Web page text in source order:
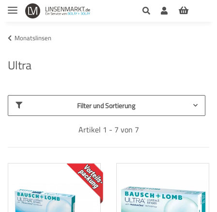
Monatslinsen
Ultra
Filter und Sortierung
Artikel 1 - 7 von 7
TOP